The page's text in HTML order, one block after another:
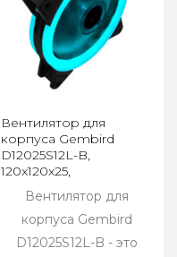
Вентилятор для
корпуса Gembird
D12025S12L-B,
120x120x25,
гидродинамический,
3pin/Molex, FRGB
синий
Вентилятор для
корпуса Gembird
D12025S12L-B - это